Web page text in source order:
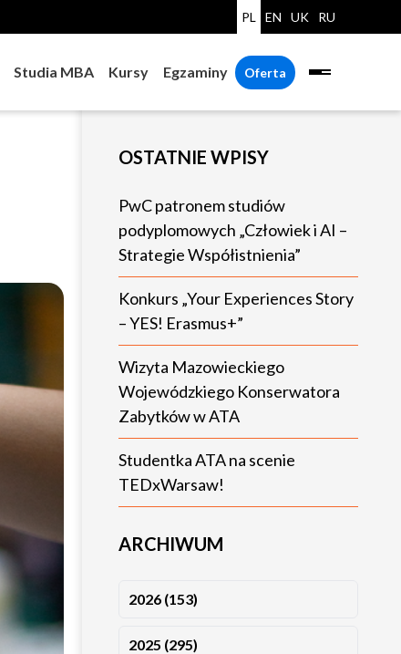
PL EN UK RU
Studia MBA Kursy Egzaminy Oferta
OSTATNIE WPISY
PwC patronem studiów
podyplomowych „Człowiek i AI –
Strategie Współistnienia”
Konkurs „Your Experiences Story
– YES! Erasmus+”
Wizyta Mazowieckiego
Wojewódzkiego Konserwatora
Zabytków w ATA
Studentka ATA na scenie
TEDxWarsaw!
ARCHIWUM
2026 (153)
2025 (295)